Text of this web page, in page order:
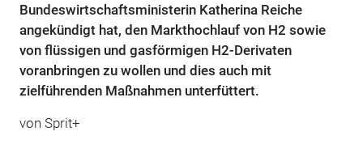
Bundeswirtschaftsministerin Katherina Reiche
angekündigt hat, den Markthochlauf von H2 sowie
von flüssigen und gasförmigen H2-Derivaten
voranbringen zu wollen und dies auch mit
zielführenden Maßnahmen unterfüttert.
von Sprit+